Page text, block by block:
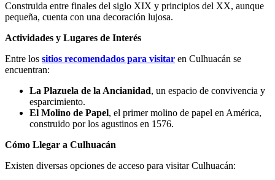
Construida entre finales del siglo XIX y principios del XX, aunque
pequeña, cuenta con una decoración lujosa.
Actividades y Lugares de Interés
Entre los sitios recomendados para visitar en Culhuacán se
encuentran:
La Plazuela de la Ancianidad, un espacio de convivencia y
esparcimiento.
El Molino de Papel, el primer molino de papel en América,
construido por los agustinos en 1576.
Cómo Llegar a Culhuacán
Existen diversas opciones de acceso para visitar Culhuacán: